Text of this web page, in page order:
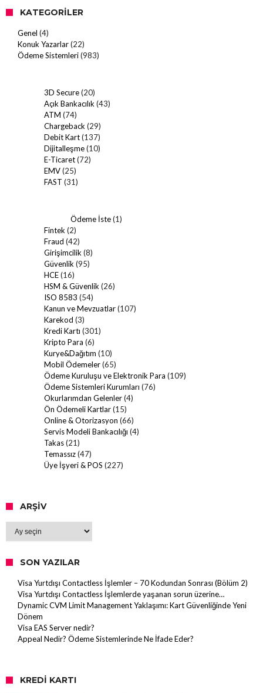
KATEGORILER
Genel (4)
Konuk Yazarlar(22)
Ödeme Sistemleri(983)
3D Secure(20)
Açık Bankacılık (43)
ATM (74)
Chargeback (29)
Debit Kart(137)
Dijitalleşme(10)
E-Ticaret(72)
EMV(25)
FAST (31)
Ödeme İste(1)
Fintek (2)
Fraud (42)
Girişimcilik (8)
Güvenlik (95)
HCE(16)
HSM & Güvenlik (26)
ISO 8583 (54)
Kanun ve Mevzuatlar(107)
Karekod (3)
Kredi Kartı (301)
Kripto Para (6)
Kurye&Dağıtım (10)
Mobil Ödemeler(65)
Ödeme Kuruluşu ve Elektronik Para (109)
Ödeme Sistemleri Kurumları (76)
Okurlarımdan Gelenler(4)
Ön Ödemeli Kartlar(15)
Online & Otorizasyon (66)
Servis Modeli Bankacılığı (4)
Takas(21)
Temassız(47)
Üye İşyeri & POS (227)
ARŞIV
SON YAZILAR
Visa Yurtdışı Contactless İşlemler – 70 Kodundan Sonrası (Bölüm 2)
Visa Yurtdışı Contactless İşlemlerde yaşanan sorun üzerine…
Dynamic CVM Limit Management Yaklaşımı: Kart Güvenliğinde Yeni
Dönem
Visa EAS Server nedir?
Appeal Nedir? Ödeme Sistemlerinde Ne İfade Eder?
KREDI KARTI